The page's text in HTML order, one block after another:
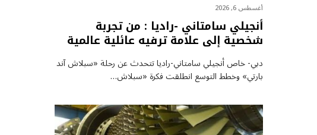
أغسطس 6, 2026
أنجيلي سامتاني -راديا : من تجربة
شخصية إلى علامة ترفيه عائلية عالمية
دبي- خاص أنجيلي سامتاني-راديا تتحدث عن رحلة «سبلاش آند
بارتي» وخطط التوسع انطلقت فكرة «سبلاش…